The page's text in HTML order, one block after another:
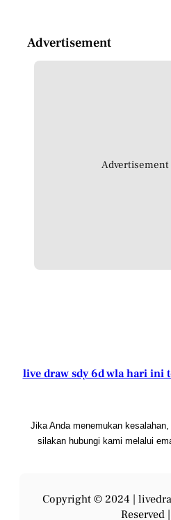
Advertisement
Advertisement
live draw sdy 6d wla hari ini
Jika Anda menemukan
silakan hubungi kami melalui
Copyright © 2024 |
Reserved